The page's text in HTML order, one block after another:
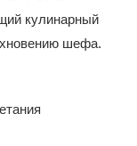
кулинарный
шефа.